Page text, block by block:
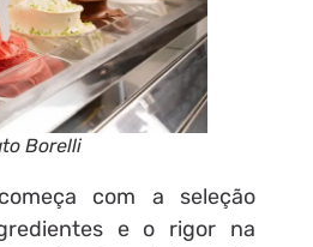
Borelli
com a seleção
e o rigor na